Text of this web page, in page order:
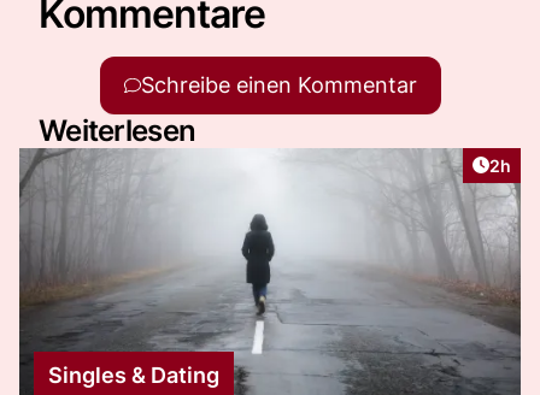
Kommentare
Schreibe einen Kommentar
Weiterlesen
2h
Singles & Dating